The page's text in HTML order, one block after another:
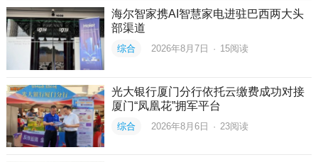
海尔智家携AI智慧家电进驻巴西两大头
部渠道
综合 2026年8月7日 · 15阅读
光大银行厦门分行依托云缴费成功对接
厦门“凤凰花”拥军平台
综合 2026年8月6日 · 23阅读